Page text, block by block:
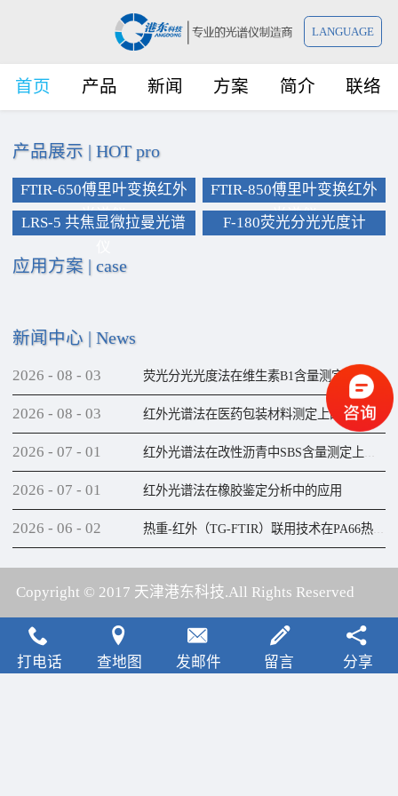
LANGUAGE
首页 产品 新闻 方案 简介 联络
产品展示 HOT pro
FTIR-650傅里叶变换红外
光谱仪
FTIR-850傅里叶变换红外
光谱仪
LRS-5 共焦显微拉曼光谱
F-180荧光分光光度计
应用方案 | case
新闻中心 News
荧光分光光度法在维生素B1含量测定上的应用
2026 - 08 - 03
红外光谱法在医药包装材料测定上的应用
2026 - 08 - 03
红外光谱法在改性沥青中SBS含量测定上的应用
2026 - 07 - 01
红外光谱法在橡胶鉴定分析中的应用
2026 - 07 - 01
热重-红外（TG-FTIR）联用技术在PA66热解研究上的应用
2026 - 06 - 02
Copyright © 2017 天津港东科技.All Rights Reserved
犀牛云提供云计算服务
打电话 查地图 发邮件 留言 分享